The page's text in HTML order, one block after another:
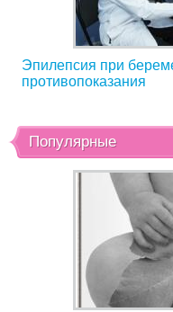
Эпилепсия при
противопоказания
Популярные